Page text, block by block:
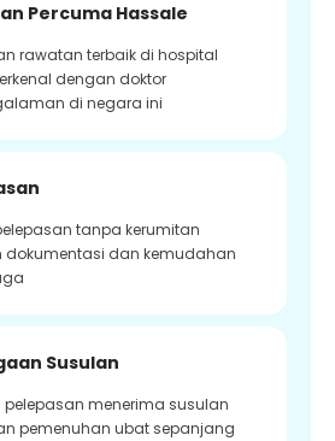
Percuma Hassale
rawatan terbaik di hospital
dengan doktor
di negara ini
tanpa kerumitan
dokumentasi dan kemudahan
Susulan
pelepasan menerima susulan
pemenuhan ubat sepanjang